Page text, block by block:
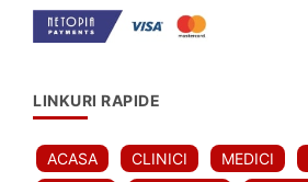
LINKURI RAPIDE
ACASA CLINICI MEDICI